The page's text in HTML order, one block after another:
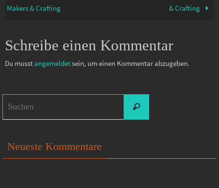
Makers & Crafting
& Crafting
Schreibe einen Kommentar
Du musst angemeldetsein, um einen Kommentar abzugeben.
Suchen
Neueste Kommentare